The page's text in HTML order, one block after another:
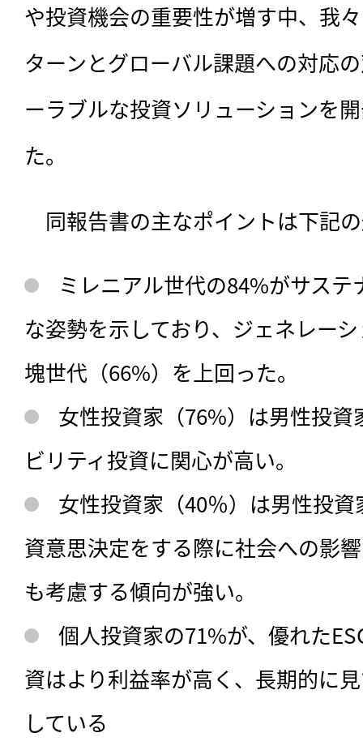
や投資機会の重要性が増す中、我
ターンとグローバル課題への対応
ーラブルな投資ソリューションを
た。
同報告書の主なポイントは下記
ミレニアル世代の84%がサス
な姿勢を示しており、ジェネレー
塊世代（66%）を上回った。
女性投資家（76%）は男性投
ビリティ投資に関心が高い。
女性投資家（40％）は男性投
資意思決定をする際に社会への影
も考慮する傾向が強い。
個人投資家の71%が、優れた
資はより利益率が高く、長期的に
している